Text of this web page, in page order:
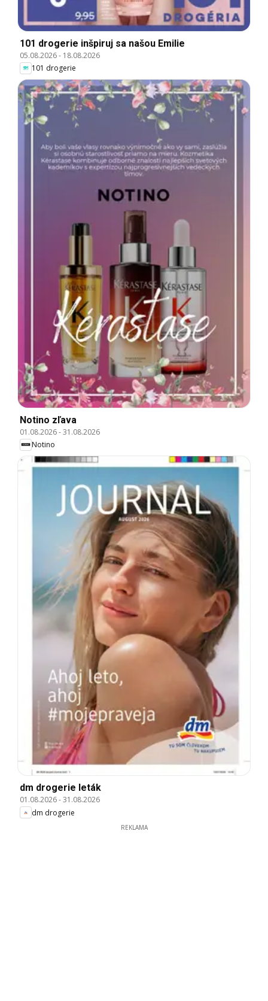
101 drogerie inšpiruj sa našou Emilie
05.08.2026- 18.08.2026
101 drogerie
Notino zľava
01.08.2026-31.08.2026
Notino
dm drogerie leták
01.08.2026-31.08.2026
dm drogerie
REKLAMA